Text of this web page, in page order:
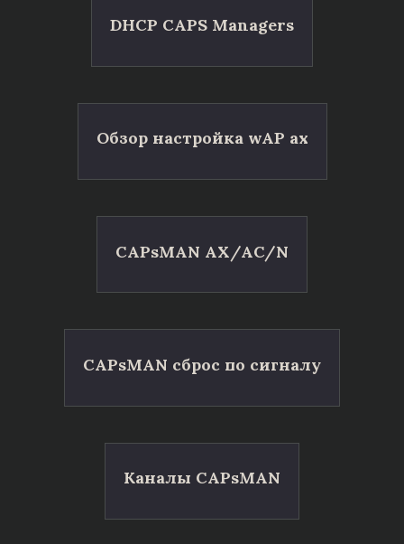
DHCP CAPS Managers
Обзор настройка wAP ax
CAPsMAN AX/AC/N
CAPsMAN сброс по сигналу
Каналы CAPsMAN